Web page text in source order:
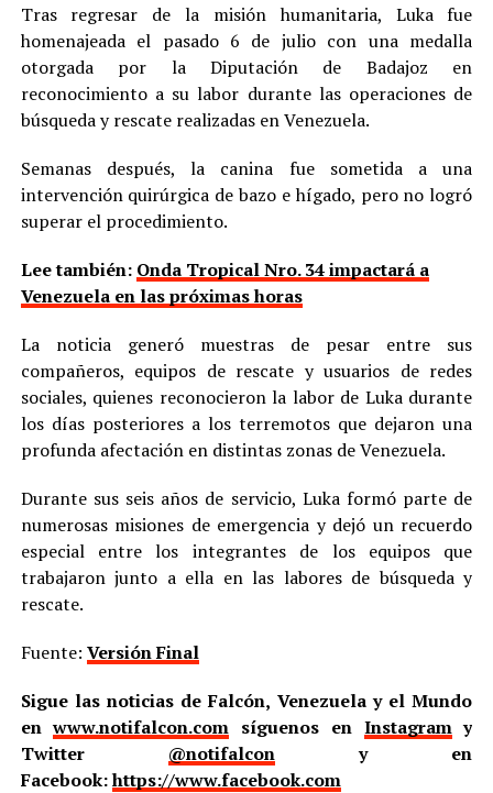
Tras regresar de la misión humanitaria, Luka fue
homenajeada el pasado 6 de julio con una medalla
otorgada por la Diputación de Badajoz en
reconocimiento a su labor durante las operaciones de
búsqueda y rescate realizadas en Venezuela.
Semanas después, la canina fue sometida a una
intervención quirúrgica de bazo e hígado, pero no logró
superar el procedimiento.
Lee también: Onda Tropical Nro. 34 impactará a
Venezuela en las próximas horas
La noticia generó muestras de pesar entre sus
compañeros, equipos de rescate y usuarios de redes
sociales, quienes reconocieron la labor de Luka durante
los días posteriores a los terremotos que dejaron una
profunda afectación en distintas zonas de Venezuela.
Durante sus seis años de servicio, Luka formó parte de
numerosas misiones de emergencia y dejó un recuerdo
especial entre los integrantes de los equipos que
trabajaron junto a ella en las labores de búsqueda y
rescate.
Fuente: Versión Final
Sigue las noticias de Falcón, Venezuela y el Mundo
enwww.notifalcon.com síguenos en Instagramy
Twitter @notifalcony en
Facebook:https://www.facebook.com